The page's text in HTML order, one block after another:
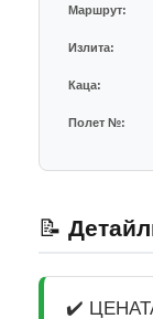
Маршрут:
Излита:
Каца:
Полет №:
📝
✔️